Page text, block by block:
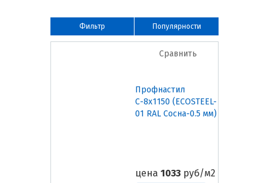
Популярности
Фильтр
Сравнить
Профнастил
С-8х1150 (ECOSTEEL-
01 RAL Сосна-0.5 мм)
цена 1033 руб/м2